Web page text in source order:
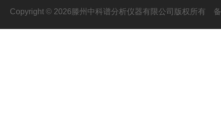
Copyright © 2026滕州中科谱分析仪器有限公司版权所有